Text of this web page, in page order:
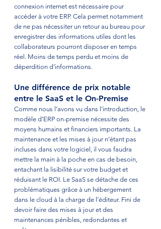
connexion internet est nécessaire pour
accéder à votre ERP. Cela permet notamment
de ne pas nécessiter un retour au bureau pour
enregistrer des informations utiles dont les
collaborateurs pourront disposer en temps
réel. Moins de temps perdu et moins de
déperdition d’informations.
Une différence de prix notable
entre le SaaS et le On-Premise
Comme nous l’avons vu dans l’introduction, le
modèle d’ERP on-premise nécessite des
moyens humains et financiers importants. La
maintenance et les mises à jour n’étant pas
incluses dans votre logiciel, il vous faudra
mettre la main à la poche en cas de besoin,
entachant la lisibilité sur votre budget et
réduisant le ROI. Le SaaS se détache de ces
problématiques grâce à un hébergement
dans le cloud à la charge de l’éditeur. Fini de
devoir faire des mises à jour et des
maintenances pénibles, redondantes et